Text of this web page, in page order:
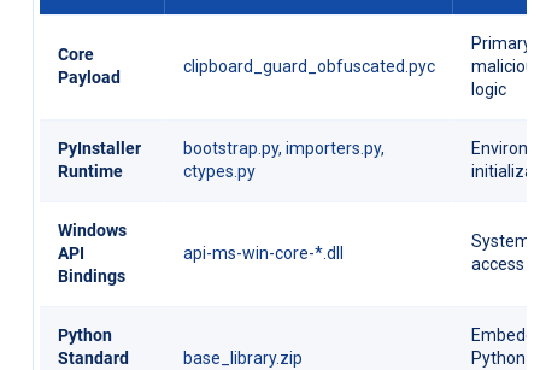
Core
Payload
clipboard_guard_obfuscated.pyc
Primary
logic
PyInstaller
Runtime
bootstrap.py, importers.py,
ctypes.py
Windows
API
Bindings
api-ms-win-core-*.dll
System
access
Python
Standard
base_library.zip
Python